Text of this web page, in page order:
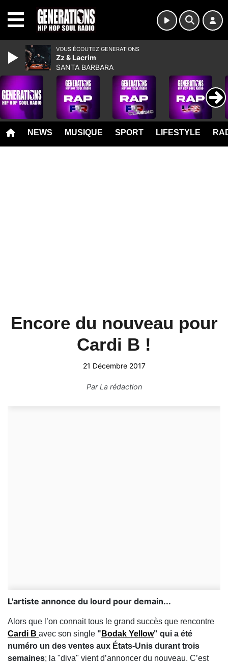
NEWS MUSIQUE SPORT LIFESTYLE
Encore du nouveau pour
Cardi B !
21 Décembre 2017
ParLa rédaction
L'artiste annonce du lourd pour demain...
Alors que l’on connait tous le grand succès que rencontre
Cardi B avec son single " Bodak Yellow" qui a été
numéro un des ventes aux États-Unis durant trois
semaines; la "diva" vient d’annoncer du nouveau. C’est
VOUS ÉCOUTEZ GENERATIONS
Zz & Lacrim
SANTA BARBARA